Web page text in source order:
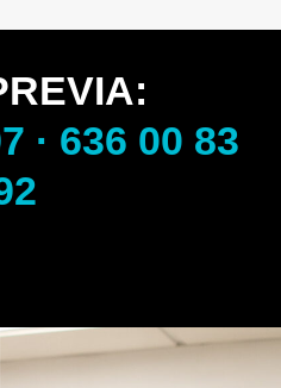
· 636 00 83